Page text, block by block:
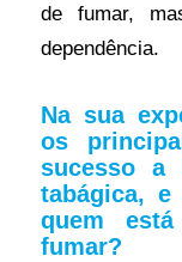
de fumar,
dependência.
Na sua
os
sucesso a
tabágica, e
quem
fumar?